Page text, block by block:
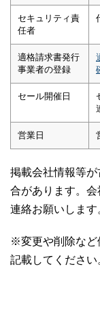
セキュリティ責
任者
適格請求書発行
事業者の登録
セール開催日
営業日
掲載会社情報等
合があります。
連絡お願いします
※変更や削除など
記載してください